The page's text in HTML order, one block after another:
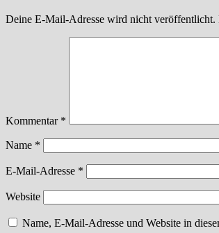
Deine E-Mail-Adresse wird nicht veröffentlicht.
Kommentar *
Name *
E-Mail-Adresse *
Website
Name, E-Mail-Adresse und Website in